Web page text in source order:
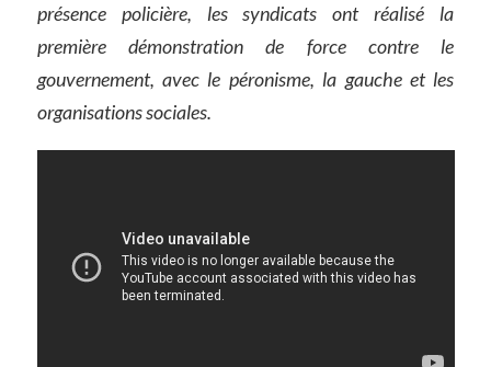
présence policière, les syndicats ont réalisé la
première démonstration de force contre le
gouvernement, avec le péronisme, la gauche et les
organisations sociales.